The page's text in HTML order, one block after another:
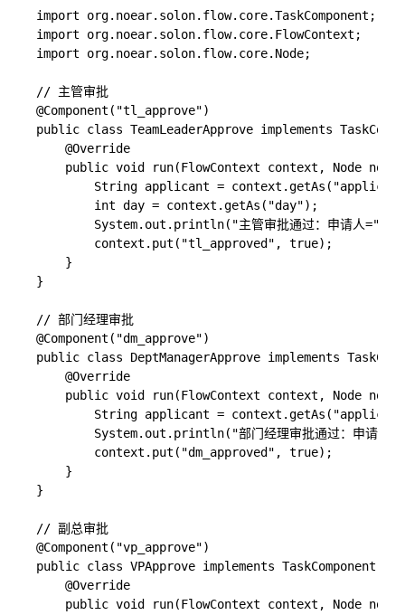
import org.noear.solon.flow.core.TaskComponent;
import org.noear.solon.flow.core.FlowContext;
import org.noear.solon.flow.core.Node;
// 主管审批
@Component("tl_approve")
public class TeamLeaderApprove implements
    @Override
public void run(FlowContext context, Node
String applicant =
        int day = context.getAs("day");
System.out.println("主管审批通过：申请人="
        context.put("tl_approved", true);
    }
}
// 部门经理审批
@Component("dm_approve")
public class DeptManagerApprove implements
    @Override
public void run(FlowContext context, Node
String applicant =
System.out.println("部门经理审批通过：申请人
        context.put("dm_approved", true);
    }
}
// 副总审批
@Component("vp_approve")
public class VPApprove implements TaskComponent {
    @Override
public void run(FlowContext context, Node